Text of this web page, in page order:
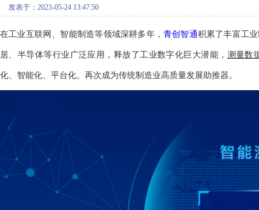
发表于：2023-05-24 13:47:50
在工业互联网、智能制造等领域深耕多年， 青创智通积累了丰富工
居、半导体等行业广泛应用，释放了工业数字化巨大潜能， 测量数
化、智能化、平台化。再次成为传统制造业高质量发展助推器。